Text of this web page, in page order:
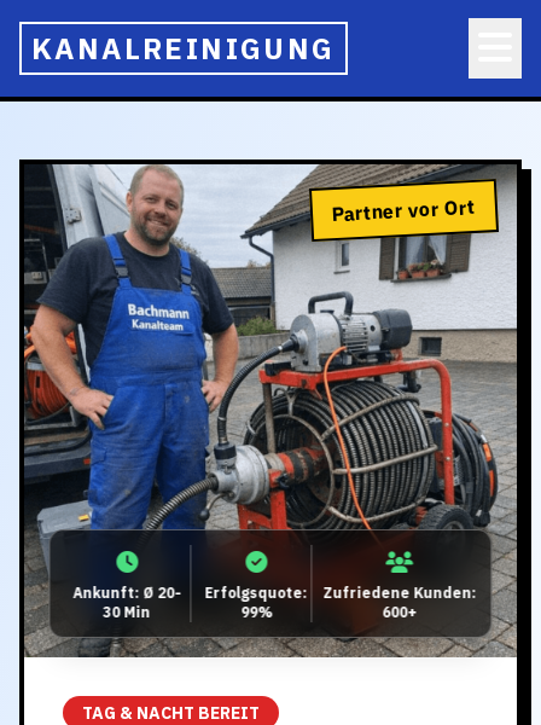
KANALREINIGUNG
Partner vor Ort
Ankunft: Ø 20-
30 Min
Erfolgsquote:
99%
Zufriedene Kunden:
600+
TAG & NACHT BEREIT